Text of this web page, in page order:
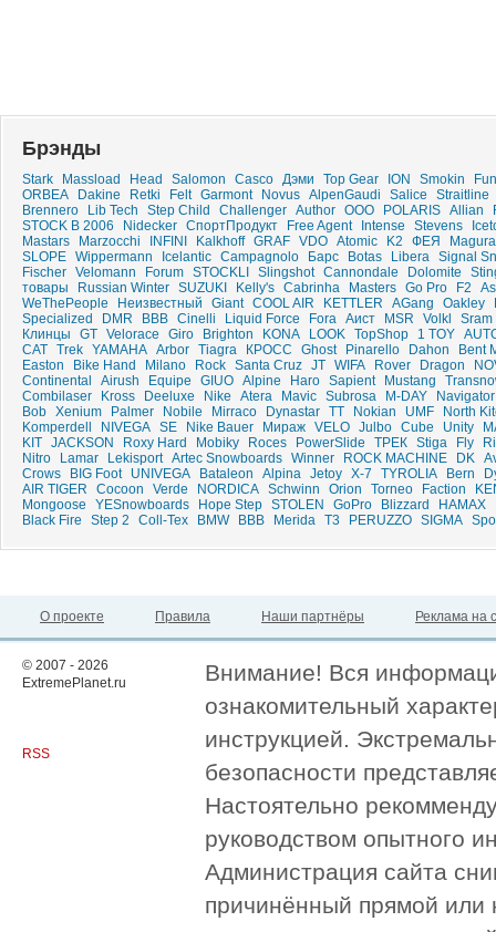
Брэнды
Stark Massload Head Salomon Casco Дэми Top Gear ION Smokin
ORBEA
Dakine Retki Felt Garmont Novus AlpenGaudi Salice
Straitline
Brennero
Lib Tech Step Child Challenger Author ООО POLARIS Allian
STOCK B 2006
Nidecker СпортПродукт Free Agent Intense Stevens
Mastars
Marzocchi INFINI Kalkhoff GRAF VDO Atomic K2 ФЕЯ
Magura
SLOPE Wippermann Icelantic Campagnolo Барс Botas Libera Signal
Fischer Velomann Forum STOCKLI Slingshot Cannondale Dolomite
товары
Russian Winter SUZUKI Kelly's Cabrinha Masters Go Pro F2
WeThePeople
Неизвестный Giant COOL AIR KETTLER AGang Oakley
Specialized
DMR ВВВ Cinelli Liquid Force Fora Аист MSR Volkl
Sram
Клинцы
GT Velorace Giro Brighton KONA LOOK TopShop 1 TOY
CAT Trek YAMAHA Arbor Tiagra КРОСС Ghost Pinarello Dahon
Bent
Easton
Bike Hand Milano Rock Santa Cruz JT WIFA Rover Dragon
Continental
Airush Equipe GIUO Alpine Haro Sapient Mustang
Combilaser
Kross Deeluxe Nike Atera Mavic Subrosa M-DAY
Navigator
Bob Xenium Palmer Nobile Mirraco Dynastar ТТ Nokian UMF
North
Komperdell
NIVEGA SE Nike Bauer Мираж VELO Julbo Cube Unity
KIT JACKSON Roxy Hard Mobiky Roces PowerSlide ТРЕК Stiga Fly
Nitro
Lamar Lekisport Artec Snowboards Winner ROCK MACHINE DK
Crows
BIG Foot UNIVEGA Bataleon Alpina Jetoy X-7 TYROLIA Bern
AIR TIGER
Cocoon Verde NORDICA Schwinn Orion Torneo Faction
Mongoose
YESnowboards Hope Step STOLEN GoPro Blizzard HAMAX
Black Fire
Step 2 Coll-Tex BMW BBB Merida T3 PERUZZO SIGMA
О проекте Правила Наши партнёры Реклама на
© 2007 - 2026
ExtremePlanet.ru
RSS
Внимание! Вся
ознакомительный
инструкцией.
безопасности
Настоятельно
руководством опытного
Администрация сайта
причинённый прямой или